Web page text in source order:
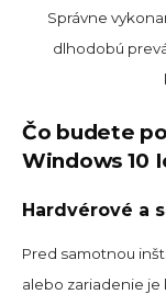
Správne
dlhodobú
Čo budete
Windows 10
Hardvérové a
Pred samotnou
alebo zariadenie